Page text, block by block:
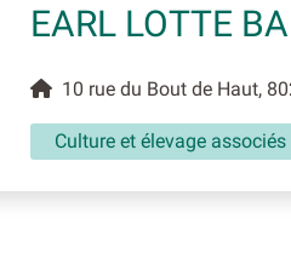
EARL LOTTE
10 rue du Bout de Haut,
Culture et élevage associés